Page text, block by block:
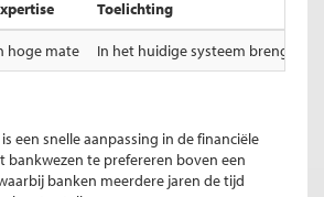
Toelichting
hoge mate In het huidige systeem brengt
een snelle aanpassing in de financiële
bankwezen te prefereren boven een
banken meerdere jaren de tijd